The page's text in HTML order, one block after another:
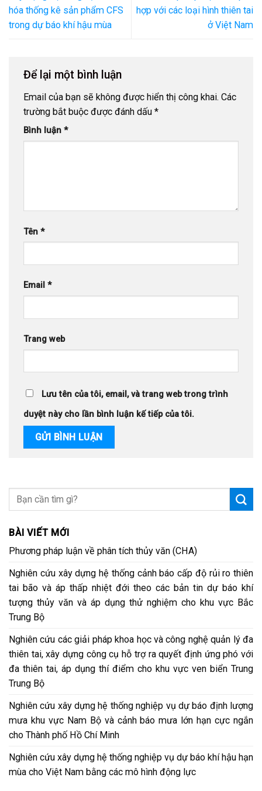
hóa thống kê sản phẩm CFS
trong dự báo khí hậu mùa
hợp với các loại hình thiên tai
ở Việt Nam
Để lại một bình luận
Email của bạn sẽ không được hiển thị công khai. Các
trường bắt buộc được đánh dấu *
Bình luận *
Tên *
Email *
Trang web
Lưu tên của tôi, email, và trang web trong trình
duyệt này cho lần bình luận kế tiếp của tôi.
BÀI VIẾT MỚI
Phương pháp luận về phân tích thủy văn (CHA)
Nghiên cứu xây dựng hệ thống cảnh báo cấp độ rủi ro thiên
tai bão và áp thấp nhiệt đới theo các bản tin dự báo khí
tượng thủy văn và áp dụng thử nghiệm cho khu vực Bắc
Trung Bộ
Nghiên cứu các giải pháp khoa học và công nghệ quản lý đa
thiên tai, xây dựng công cụ hỗ trợ ra quyết định ứng phó với
đa thiên tai, áp dụng thí điểm cho khu vực ven biển Trung
Trung Bộ
Nghiên cứu xây dựng hệ thống nghiệp vụ dự báo định lượng
mưa khu vực Nam Bộ và cảnh báo mưa lớn hạn cực ngắn
cho Thành phố Hồ Chí Minh
Nghiên cứu xây dựng hệ thống nghiệp vụ dự báo khí hậu hạn
mùa cho Việt Nam bằng các mô hình động lực